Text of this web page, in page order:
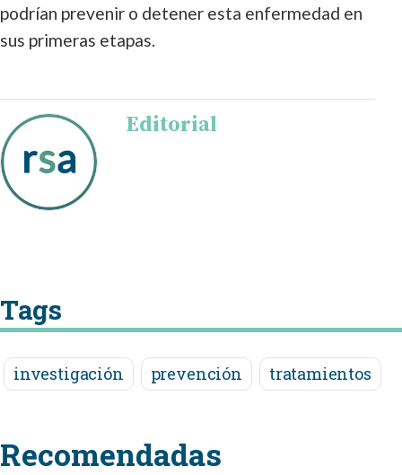
podrían prevenir o detener esta enfermedad en
sus primeras etapas.
Editorial
Tags
investigación prevención tratamientos
Recomendadas